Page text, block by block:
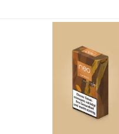
In den Warenkorb